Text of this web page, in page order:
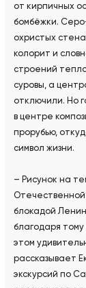
от кирпичных
бомбёжки.
охристых
колорит и
строений
суровы, а
отключили. Но
в центре
прорубью,
символ жизни.
– Рисунок на
Отечественной
блокадой
благодаря
этом
рассказывает
экскурсий по